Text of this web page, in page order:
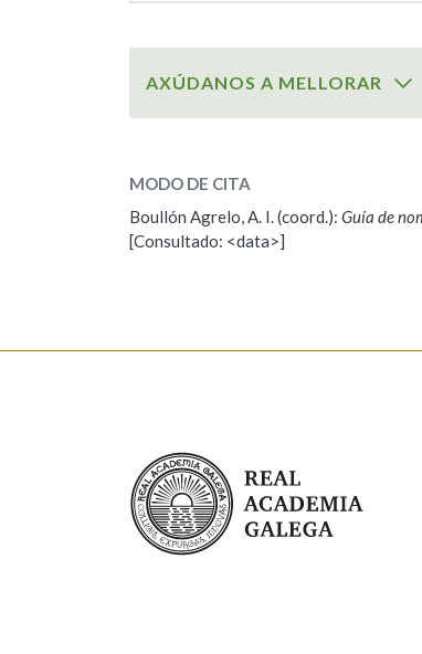
AXÚDANOS A MELLORAR
Eva
ESCOLLE UNHA OPCIÓN:
Motivación
MODO DE CITA
Boullón Agrelo, A. I. (coord.): Guía de
[Consultado: <data>]
Real Academia Galega